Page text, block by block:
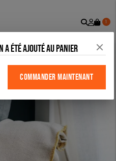
Mon
1
a été ajouté au panier
COMMANDER MAINTENANT